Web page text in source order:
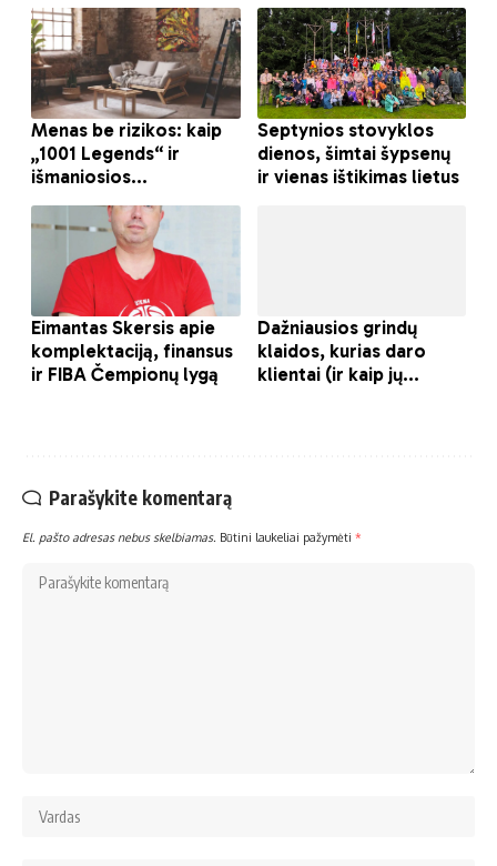
Parašykite komentarą
El. pašto adresas nebus skelbiamas. Būtini laukeliai pažymėti *